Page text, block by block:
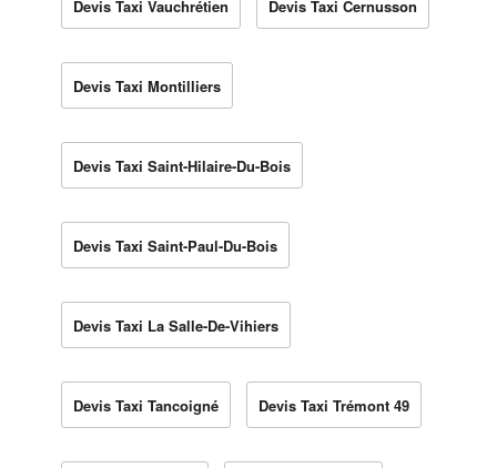
Devis Taxi Vauchrétien Devis Taxi Cernusson
Devis Taxi Montilliers
Devis Taxi Saint-Hilaire-Du-Bois
Devis Taxi Saint-Paul-Du-Bois
Devis Taxi La Salle-De-Vihiers
Devis Taxi Tancoigné Devis Taxi Trémont 49